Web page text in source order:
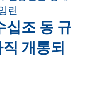
십조 동 규
개통되